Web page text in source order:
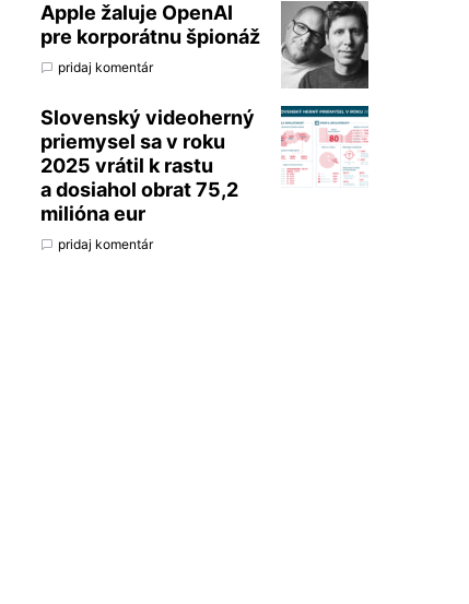
Apple žaluje OpenAI
pre korporátnu špionáž
pridaj komentár
Slovenský videoherný
priemysel sa v roku
2025 vrátil k rastu
a dosiahol obrat 75,2
milióna eur
pridaj komentár